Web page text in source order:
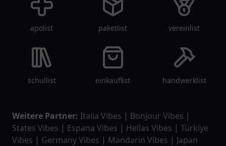
apolist paketlist vereinlist
schullist einkauflist handwerklist
Weitere Partner: Italia Vibes | Bonjour Vibes |
States Vibes | Espana Vibes | Hellas Vibes | Türkiye
Vibes | Germany Vibes | Mandarin Vibes | Japan